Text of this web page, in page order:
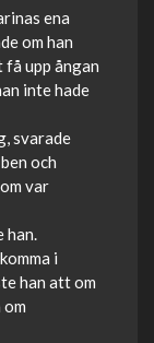
ena
om han
upp ångan
inte hade
svarade
och
var
han.
i
han att om
om